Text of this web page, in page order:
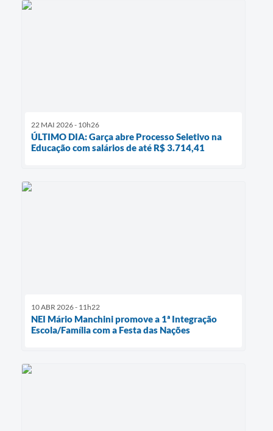
22 MAI 2026 - 10h26
ÚLTIMO DIA: Garça abre Processo Seletivo na
Educação com salários de até R$ 3.714,41
10 ABR 2026 - 11h22
NEI Mário Manchini promove a 1ª Integração
Escola/Família com a Festa das Nações